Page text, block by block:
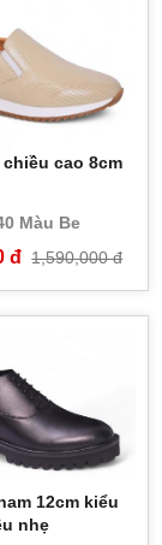
cao 8cm
Màu Be
đ 1,590,000 đ
12cm kiểu
nhẹ